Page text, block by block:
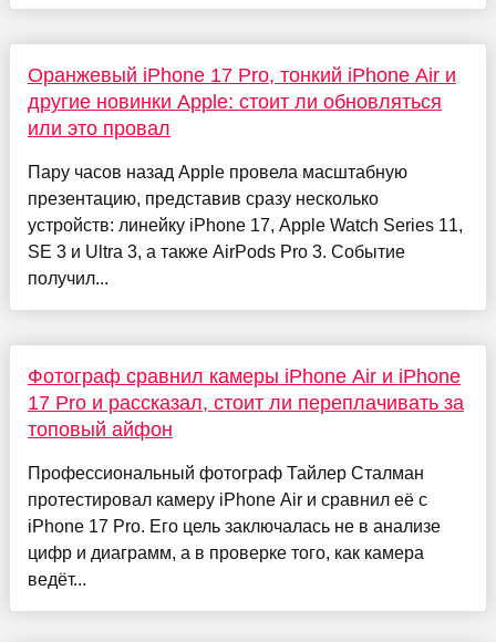
Оранжевый iPhone 17 Pro, тонкий iPhone Air и
другие новинки Apple: стоит ли обновляться
или это провал
Пару часов назад Apple провела масштабную
презентацию, представив сразу несколько
устройств: линейку iPhone 17, Apple Watch Series 11,
SE 3 и Ultra 3, а также AirPods Pro 3. Событие
получил...
Фотограф сравнил камеры iPhone Air и iPhone
17 Pro и рассказал, стоит ли переплачивать за
топовый айфон
Профессиональный фотограф Тайлер Сталман
протестировал камеру iPhone Air и сравнил её с
iPhone 17 Pro. Его цель заключалась не в анализе
цифр и диаграмм, а в проверке того, как камера
ведёт...